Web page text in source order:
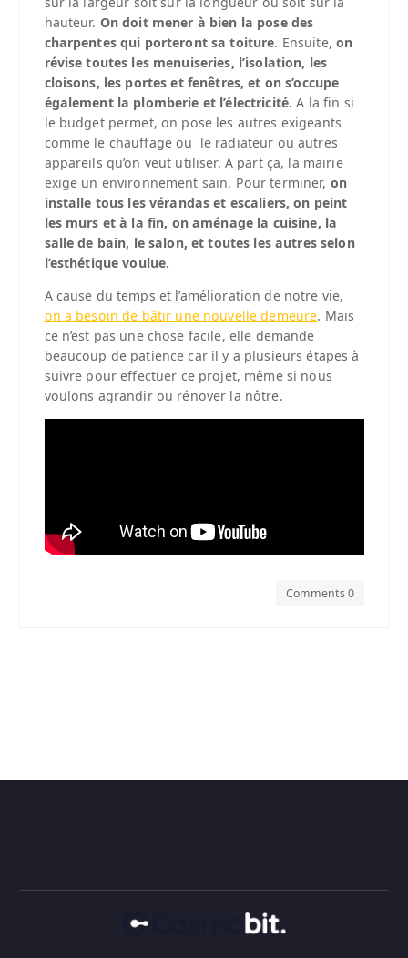
hauteur. On doit mener à bien la pose des
charpentes qui porteront sa toiture. Ensuite, on
révise toutes les menuiseries, l’isolation, les
cloisons, les portes et fenêtres, et on s’occupe
également la plomberie et l’électricité. A la fin si
le budget permet, on pose les autres exigeants
comme le chauffage ou le radiateur ou autres
appareils qu’on veut utiliser. A part ça, la mairie
exige un environnement sain. Pour terminer, on
installe tous les vérandas et escaliers, on peint
les murs et à la fin, on aménage la cuisine, la
salle de bain, le salon, et toutes les autres selon
l’esthétique voulue.
A cause du temps et l’amélioration de notre vie,
on a besoin de bâtir une nouvelle demeure. Mais
ce n’est pas une chose facile, elle demande
beaucoup de patience car il y a plusieurs étapes à
suivre pour effectuer ce projet, même si nous
voulons agrandir ou rénover la nôtre.
Comments 0